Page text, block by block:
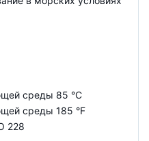
среды 85 °C
среды 185 °F
228